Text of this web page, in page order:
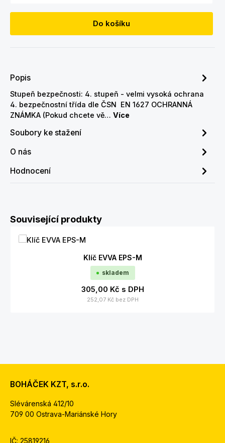
Do košíku
Popis
Stupeň bezpečnosti: 4. stupeň - velmi vysoká ochrana
4. bezpečnostní třída dle ČSN EN 1627 OCHRANNÁ
ZNÁMKA (Pokud chcete vě… Více
Soubory ke stažení
O nás
Hodnocení
Přeskočit galerii produktů
Související produkty
Klíč EVVA EPS-M
skladem
305,00 Kč s DPH
252,07 Kč bez DPH
BOHÁČEK KZT, s.r.o.
Slévárenská 412/10
709 00 Ostrava-Mariánské Hory
IČ: 25819216